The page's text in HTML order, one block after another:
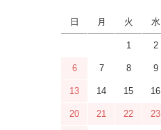
日 月 火 水
1 2
6 7 8 9
13 14 15 16
20 21 22 23